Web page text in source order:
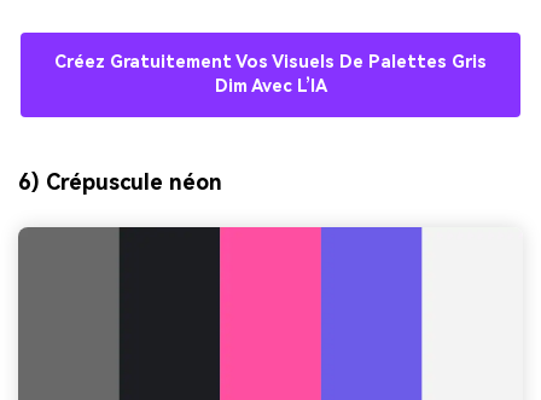
Créez Gratuitement Vos Visuels De Palettes Gris
Dim Avec L’IA
6) Crépuscule néon